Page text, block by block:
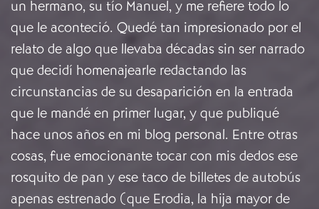
un hermano, su tío Manuel, y me refiere todo lo
que le aconteció. Quedé tan impresionado por el
relato de algo que llevaba décadas sin ser narrado
que decidí homenajearle redactando las
circunstancias de su desaparición en la entrada
que le mandé en primer lugar, y que publiqué
hace unos años en mi blog personal. Entre otras
cosas, fue emocionante tocar con mis dedos ese
rosquito de pan y ese taco de billetes de autobús
apenas estrenado (que Erodia, la hija mayor de